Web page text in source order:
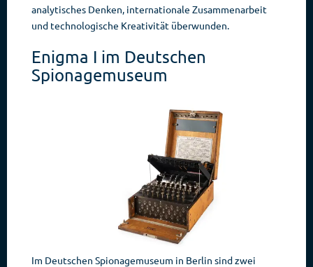
analytisches Denken, internationale Zusammenarbeit
und technologische Kreativität überwunden.
Enigma I im Deutschen
Spionagemuseum
Im Deutschen Spionagemuseum in Berlin sind zwei